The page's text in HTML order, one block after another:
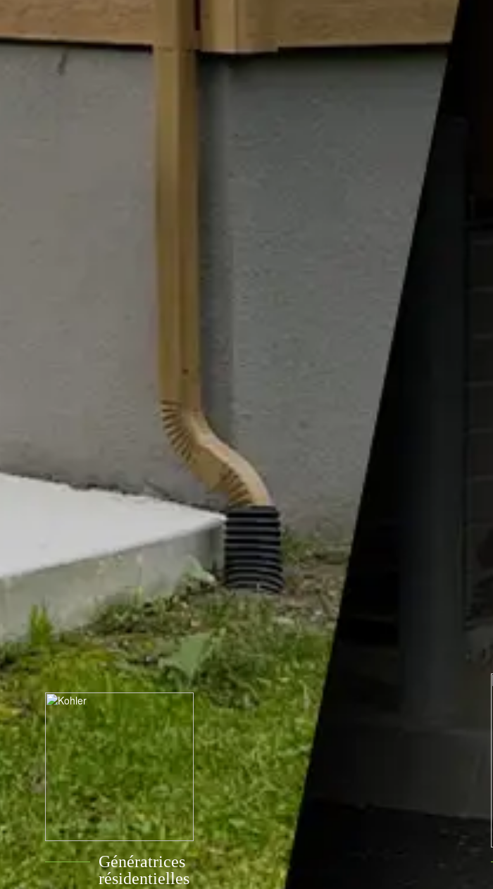
Génératrices
résidentielles